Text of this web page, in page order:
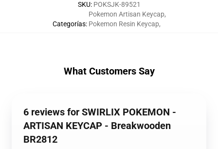
SKU: POKSJK-89521
Categorías:
Pokemon Artisan Keycap,
Pokemon Resin Keycap,
What Customers Say
6 reviews for SWIRLIX POKEMON -
ARTISAN KEYCAP - Breakwooden
BR2812